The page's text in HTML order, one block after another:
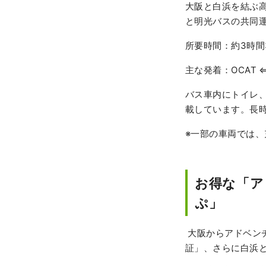
大阪と白浜を結ぶ
と明光バスの共同
所要時間：約3時
主な発着：OCAT
バス車内にトイレ
載しています。長
※一部の車両では
お得な「
ぷ」
大阪からアドベン
証」、さらに白浜